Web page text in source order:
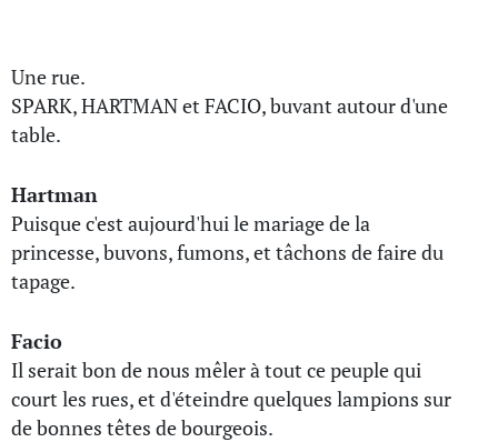
Une rue.
SPARK, HARTMAN et FACIO, buvant autour d'une
table.
Hartman
Puisque c'est aujourd'hui le mariage de la
princesse, buvons, fumons, et tâchons de faire du
tapage.
Facio
Il serait bon de nous mêler à tout ce peuple qui
court les rues, et d'éteindre quelques lampions sur
de bonnes têtes de bourgeois.